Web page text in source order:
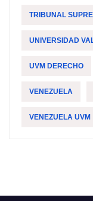
TRIBUNAL
UNIVERSIDAD
UVM DERECHO
VENEZUELA
VENEZUELA UVM